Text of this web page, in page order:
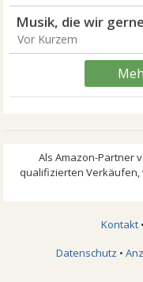
Musik, die wir
Vor Kurzem
Kontakt•
Datenschutz •